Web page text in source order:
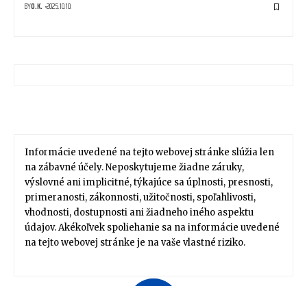
BYO.K. 2025.10.10.
Informácie uvedené na tejto webovej stránke slúžia len
na zábavné účely. Neposkytujeme žiadne záruky,
výslovné ani implicitné, týkajúce sa úplnosti, presnosti,
primeranosti, zákonnosti, užitočnosti, spoľahlivosti,
vhodnosti, dostupnosti ani žiadneho iného aspektu
údajov. Akékoľvek spoliehanie sa na informácie uvedené
na tejto webovej stránke je na vaše vlastné riziko.